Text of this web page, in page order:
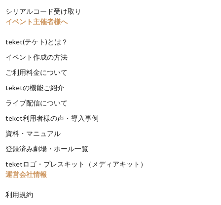
シリアルコード受け取り
イベント主催者様へ
teket(テケト)とは？
イベント作成の方法
ご利用料金について
teketの機能ご紹介
ライブ配信について
teket利用者様の声・導入事例
資料・マニュアル
登録済み劇場・ホール一覧
teketロゴ・プレスキット（メディアキット）
運営会社情報
利用規約